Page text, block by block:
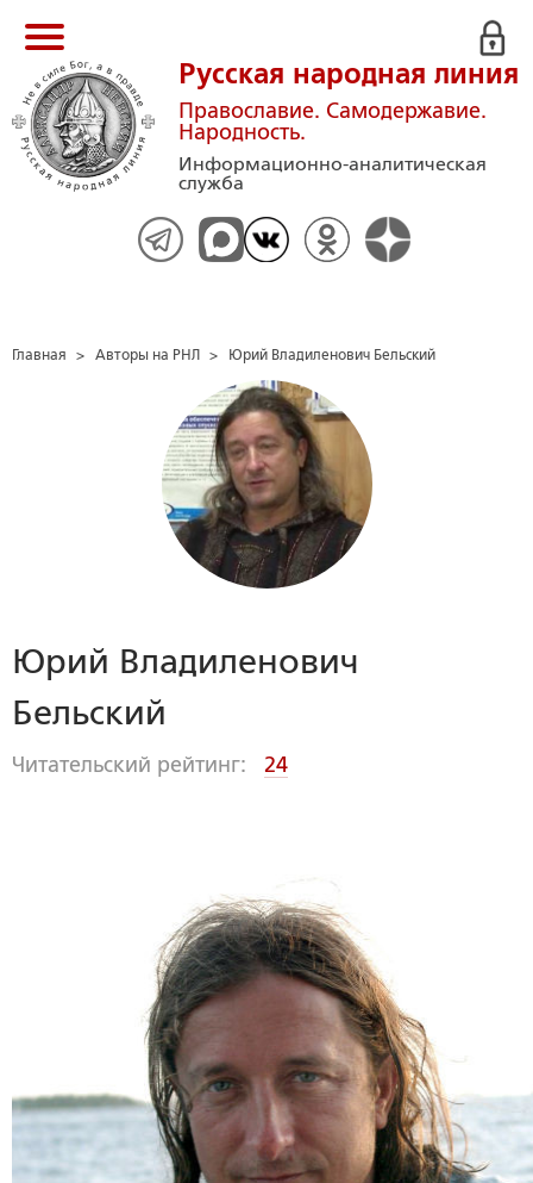
Русская народная линия
Православие. Самодержавие.
Народность.
Информационно-аналитическая
служба
Главная > Авторы на РНЛ > Юрий Владиленович Бельский
Юрий Владиленович
Бельский
Читательский рейтинг: 24